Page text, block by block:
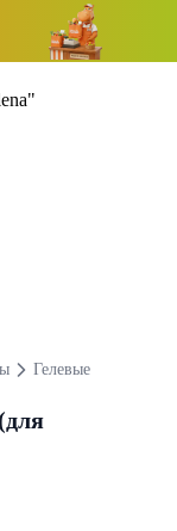
Гелевые